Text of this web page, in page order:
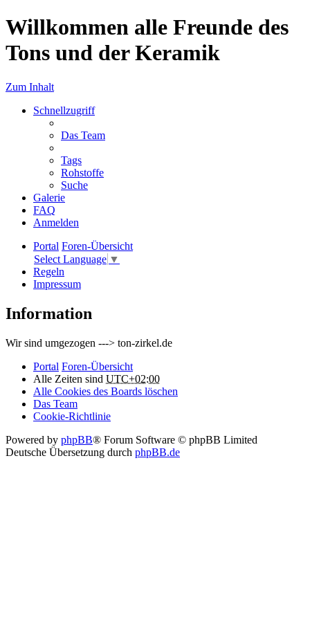
Willkommen alle Freunde des
Tons und der Keramik
Zum Inhalt
Schnellzugriff
Das Team
Tags
Rohstoffe
Suche
Galerie
FAQ
Anmelden
Portal Foren-Übersicht
Select Language ▼
Regeln
Impressum
Information
Wir sind umgezogen ---> ton-zirkel.de
Portal Foren-Übersicht
Alle Zeiten sind UTC+02:00
Alle Cookies des Boards löschen
Das Team
Cookie-Richtlinie
Powered by phpBB® Forum Software © phpBB Limited
Deutsche Übersetzung durch phpBB.de